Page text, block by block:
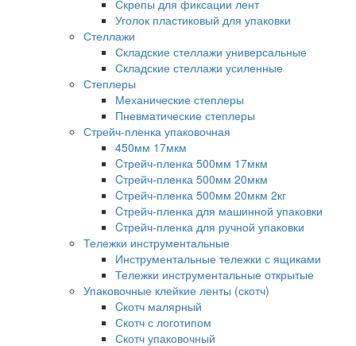
Скрепы для фиксации лент
Уголок пластиковый для упаковки
Стеллажи
Складские стеллажи универсальные
Складские стеллажи усиленные
Степлеры
Механические степлеры
Пневматические степлеры
Стрейч-пленка упаковочная
450мм 17мкм
Cтрейч-пленка 500мм 17мкм
Cтрейч-пленка 500мм 20мкм
Cтрейч-пленка 500мм 20мкм 2кг
Cтрейч-пленка для машинной упаковки
Cтрейч-пленка для ручной упаковки
Тележки инструментальные
Инструментальные тележки с ящиками
Тележки инструментальные открытые
Упаковочные клейкие ленты (скотч)
Cкотч малярный
Скотч с логотипом
Скотч упаковочный